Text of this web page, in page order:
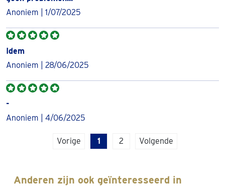
informatie over het aanschaffen van zilveren munten?
Kom dan langs bij een van onze ruim 100 kantoren in heel
Nederland en België.
Anoniem | 1/07/2025
Idem
Anoniem | 28/06/2025
-
Anoniem | 4/06/2025
Vorige 1 2 Volgende
Anderen zijn ook geïnteresseerd in